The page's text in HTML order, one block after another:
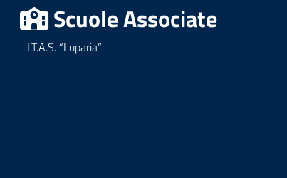
Scuole Associate
I.T.A.S. “Luparia”